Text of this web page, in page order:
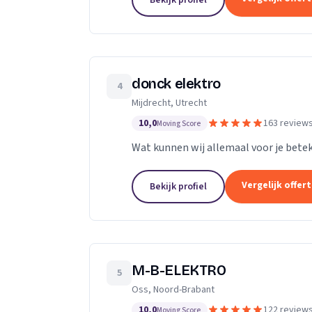
4 donck elektro
Mijdrecht, Utrecht
10,0Moving Score 163 reviews
Wat kunnen wij allemaal voor je
Bekijk profiel Vergelijk
5 M-B-ELEKTRO
Oss, Noord-Brabant